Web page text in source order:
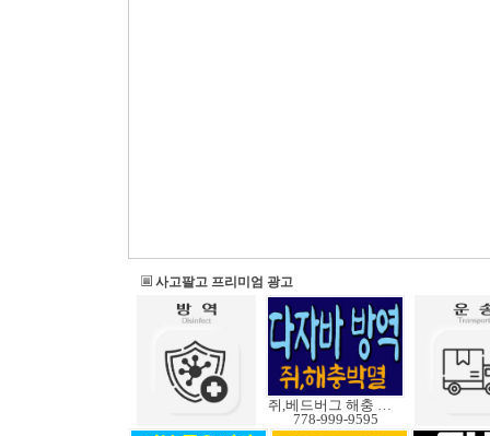
사고팔고 프리미엄 광고
쥐,베드버그 해충 박멸
778-999-9595